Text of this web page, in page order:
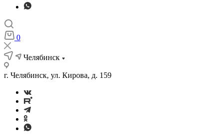
0
Челябинск
г. Челябинск, ул. Кирова, д. 159